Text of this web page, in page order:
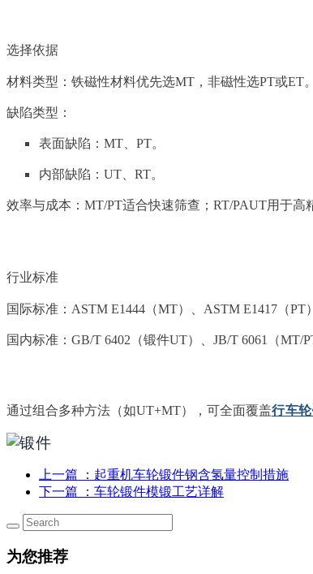
选择依据
材料类型：铁磁性材料优先选MT，非磁性选PT或ET。
缺陷类型：
表面缺陷：MT、PT。
内部缺陷：UT、RT。
效率与成本：MT/PT适合快速筛查；RT/PAUT用于高
行业标准
国际标准：ASTM E1444（MT）、ASTM E1417（PT
国内标准：GB/T 6402（锻件UT）、JB/T 6061（MT/
通过组合多种方法（如UT+MT），可全面覆盖行车
上一篇
：起重机车轮锻件钢含氢量控制措施
下一篇
：车轮锻件模锻工艺详解
为您推荐